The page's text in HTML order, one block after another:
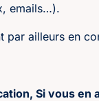
emails…).
par ailleurs en
Si vous en